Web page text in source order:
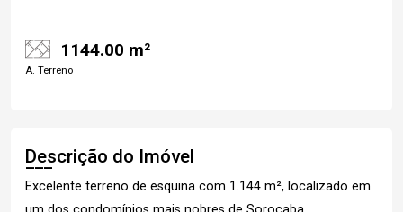
1144.00 m²
A. Terreno
Descrição do Imóvel
Excelente terreno de esquina com 1.144 m², localizado em